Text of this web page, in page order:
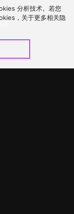
件
分析技术。若您
，关于更多相关隐